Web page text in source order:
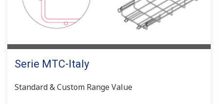
Serie MTC-Italy
Standard & Custom Range Value